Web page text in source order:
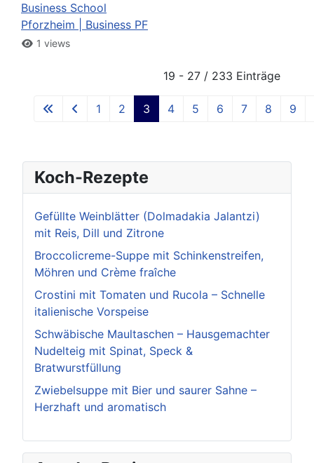
Business School
Pforzheim | Business PF
1 views
19 - 27 / 233 Einträge
1 2 3 4 5 6 7 8 9
Koch-Rezepte
Gefüllte Weinblätter (Dolmadakia Jalantzi)
mit Reis, Dill und Zitrone
Broccolicreme-Suppe mit Schinkenstreifen,
Möhren und Crème fraîche
Crostini mit Tomaten und Rucola – Schnelle
italienische Vorspeise
Schwäbische Maultaschen – Hausgemachter
Nudelteig mit Spinat, Speck &
Bratwurstfüllung
Zwiebelsuppe mit Bier und saurer Sahne –
Herzhaft und aromatisch